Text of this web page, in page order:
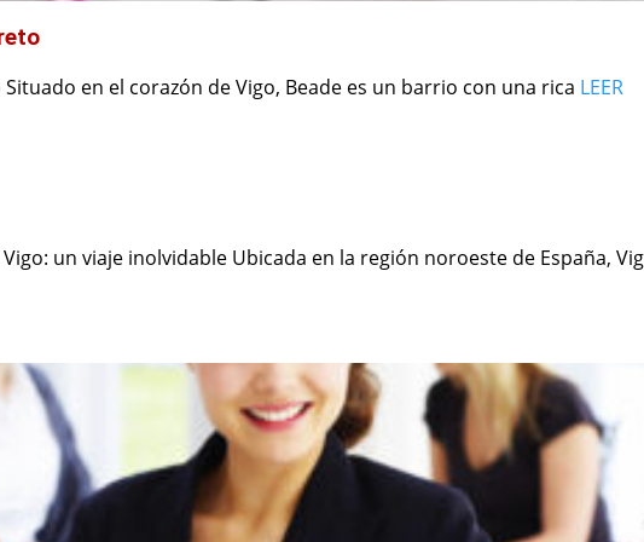
en el corazón de Vigo, Beade es un barrio con una rica LEER
un viaje inolvidable Ubicada en la región noroeste de España,